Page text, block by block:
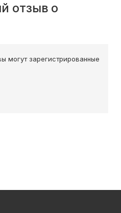
отзыв о
могут зарегистрированные